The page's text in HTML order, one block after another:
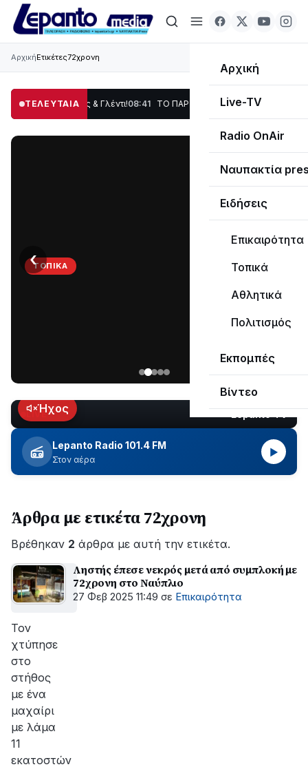
Αρχική
Live-TV
Radio OnAir
Ναυπακτία
Ειδήσεις
Επικαιρότητα
Τοπικά
Αθλητικά
Πολιτισμός
Εκπομπές
Βίντεο
ΑρχικήΕτικέτες72χρονη
ΤΕΛΕΥΤΑΙΑ
Χορός & Γλέντι!08:41 ΤΟ ΠΑΡΤΥ ΣΥΝΕΧΙΖΕΤΑΙ… 19:47 Στο σκοτάδι
ΤΟΠΙΚΆ
Κωτσανά
για
τα
μεγάλα
έργα
‹
LIVEΉχος
Lepanto Radio 101.4 FM
Στον αέρα
▶
Άρθρα με ετικέτα 72χρονη
Βρέθηκαν 2 άρθρα με αυτή την ετικέτα.
Ληστής έπεσε νεκρός μετά από συμπλοκή με
72χρονη στο Ναύπλιο
27 Φεβ 2025 11:49 σε Επικαιρότητα
Τον
χτύπησε
στο
στήθος
με ένα
μαχαίρι
με λάμα
11
εκατοστών